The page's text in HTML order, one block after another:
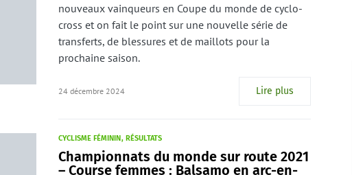
nouveaux vainqueurs en Coupe du monde de cyclo-
cross et on fait le point sur une nouvelle série de
transferts, de blessures et de maillots pour la
prochaine saison.
24 décembre 2024 Lire plus
CYCLISME FÉMININ RÉSULTATS
Championnats du monde sur route 2021
– Course femmes : Balsamo en arc-en-